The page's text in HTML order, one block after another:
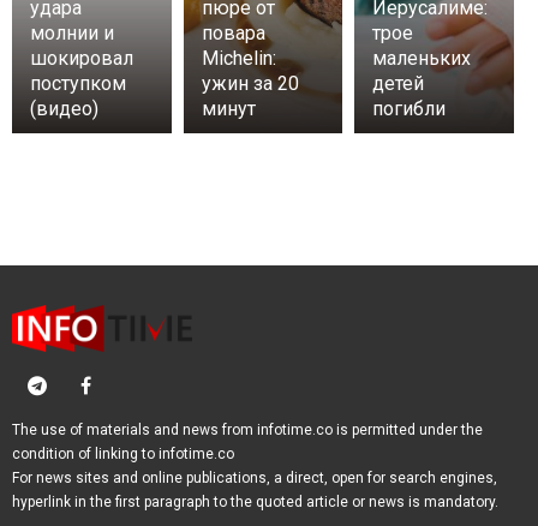
удара
молнии и
шокировал
поступком
(видео)
пюре от
повара
Michelin:
ужин за 20
минут
Иерусалиме:
трое
маленьких
детей
погибли
The use of materials and news from infotime.co is permitted under the
condition of linking to infotime.co
For news sites and online publications, a direct, open for search engines,
hyperlink in the first paragraph to the quoted article or news is mandatory.